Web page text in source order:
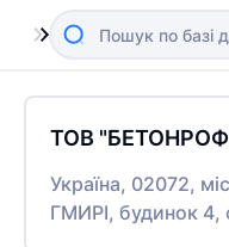
ТОВ
Україна, 02072,
ГМИРІ, будинок 4,